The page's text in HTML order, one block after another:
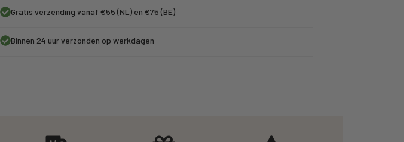
Gratis verzending vanaf €55 (NL) en €75 (BE)
Binnen 24 uur verzonden op werkdagen